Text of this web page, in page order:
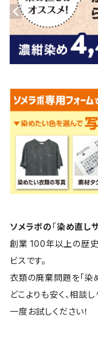
ソメラボの 「染め直し
創業 100年以上の歴
ビスです。
衣類の廃棄問題を「染
どこよりも安く、相談
一度お試しください！